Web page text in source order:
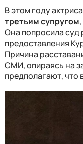
В этом году
третьим супругом
Она попросила суд
предоставления
Причина
СМИ, опираясь на
предполагают, что